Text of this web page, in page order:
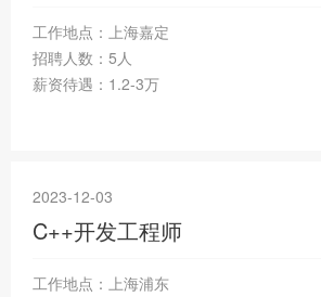
工作地点：上海嘉定
招聘人数：5人
薪资待遇：1.2-3万
2023-12-03
C++开发工程师
工作地点：上海浦东